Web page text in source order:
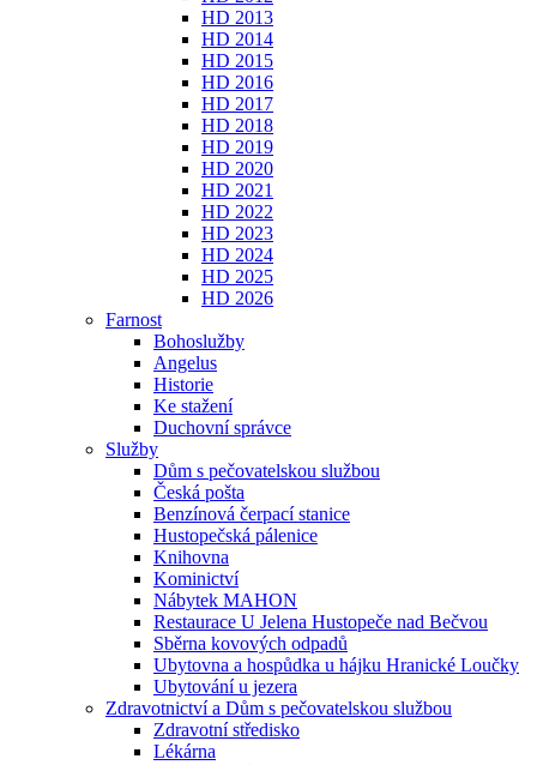
HD 2013
HD 2014
HD 2015
HD 2016
HD 2017
HD 2018
HD 2019
HD 2020
HD 2021
HD 2022
HD 2023
HD 2024
HD 2025
HD 2026
Farnost
Bohoslužby
Angelus
Historie
Ke stažení
Duchovní správce
Služby
Dům s pečovatelskou službou
Česká pošta
Benzínová čerpací stanice
Hustopečská pálenice
Knihovna
Kominictví
Nábytek MAHON
Restaurace U Jelena Hustopeče nad Bečvou
Sběrna kovových odpadů
Ubytovna a hospůdka u hájku Hranické Loučky
Ubytování u jezera
Zdravotnictví a Dům s pečovatelskou službou
Zdravotní středisko
Lékárna